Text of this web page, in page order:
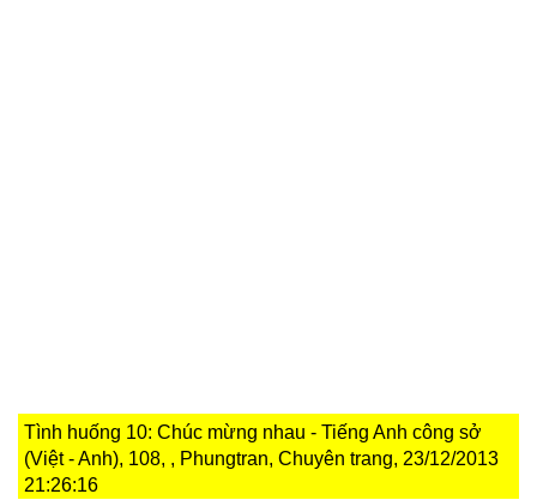
Tình huống 10: Chúc mừng nhau - Tiếng Anh công sở
(Việt - Anh), 108, , Phungtran, Chuyên trang, 23/12/2013
21:26:16